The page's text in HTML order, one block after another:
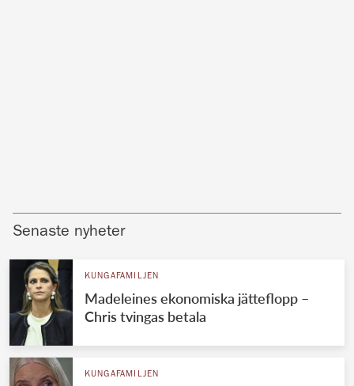
Senaste nyheter
KUNGAFAMILJEN
Madeleines ekonomiska jätteflopp –
Chris tvingas betala
KUNGAFAMILJEN